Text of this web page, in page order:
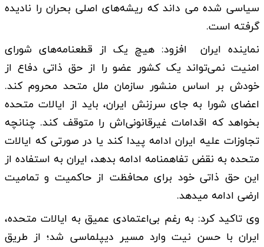
سیاسی شده می داند که ریشه‌های اصلی بحران را نادیده
گرفته است.
نماینده ایران افزود: هیچ یک از قطعنامه‌های شورای
امنیت نمی‌تواند یک کشور عضو را از حق ذاتی دفاع از
خودش بر اساس منشور سازمان ملل متحد محروم کند.
اعضای شورا به جای سرزنش ایران، باید از ایالات متحده
بخواهد که اقدامات غیرقانونی‌اش را متوقف کند. چنانچه
تجاوزات علیه ایران ادامه پیدا کند یا در صورتی که ایالات
متحده به نقض تفاهمنامه ادامه بدهد، ایران به استفاده از
این حق ذاتی خود برای محافظت از حاکمیت و تمامیت
ارضی ادامه میدهد.
وی تاکید کرد: به رغم بی‌اعتمادی عمیق به ایالات متحده،
ایران با حسن نیت وارد مسیر دیپلماسی شد؛ از طریق